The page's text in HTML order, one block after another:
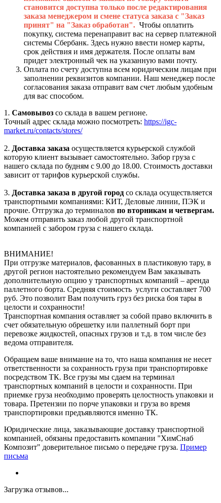
становится доступна только после редактирования
заказа менеджером и смене статуса заказа с "Заказ
принят" на "Заказ обработан". Чтобы оплатить
покупку, система перенаправит вас на сервер платежной
системы Сбербанк. Здесь нужно ввести номер карты,
срок действия и имя держателя. После оплаты вам
придет электронный чек на указанную вами почту.
Оплата по счету доступна всем юридическим лицам при
заполнении реквизитов компании. Наш менеджер после
согласования заказа отправит вам счет любым удобным
для вас способом.
1. Самовывоз со склада в вашем регионе.
Точный адрес склада можно посмотреть: https://igc-
market.ru/contacts/stores/
2. Доставка заказа осуществляется курьерской службой
которую клиент вызывает самостоятельно. Забор груза с
нашего склада по будням с 9.00 до 18.00. Стоимость доставки
зависит от тарифов курьерской службы.
3. Доставка заказа в другой город со склада осуществляется
транспортными компаниями: КИТ, Деловые линии, ПЭК и
прочие. Отгрузка до терминалов по вторникам и четвергам.
Можем отправить заказ любой другой транспортной
компанией с забором груза с нашего склада.
ВНИМАНИЕ!
При отгрузке материалов, фасованных в пластиковую тару, в
другой регион настоятельно рекомендуем Вам заказывать
дополнительную опцию у транспортных компаний – аренда
паллетного борта. Средняя стоимость услуги составляет 700
руб. Это позволит Вам получить груз без риска боя тары в
целости и сохранности!
Транспортная компания оставляет за собой право включить в
счет обязательную обрешетку или паллетный борт при
перевозке жидкостей, опасных грузов и т.д. в том числе без
ведома отправителя.
Обращаем ваше внимание на то, что наша компания не несет
ответственности за сохранность груза при транспортировке
посредством ТК. Все грузы мы сдаем на терминал
транспортных компаний в целости и сохранности. При
приемке груза необходимо проверять целостность упаковки и
товара. Претензии по порче упаковки и груза во время
транспортировки предъявляются именно ТК.
Юридические лица, заказывающие доставку транспортной
компанией, обязаны предоставить компании "ХимСнаб
Композит" доверительное письмо о передаче груза. Пример
письма
Загрузка отзывов...